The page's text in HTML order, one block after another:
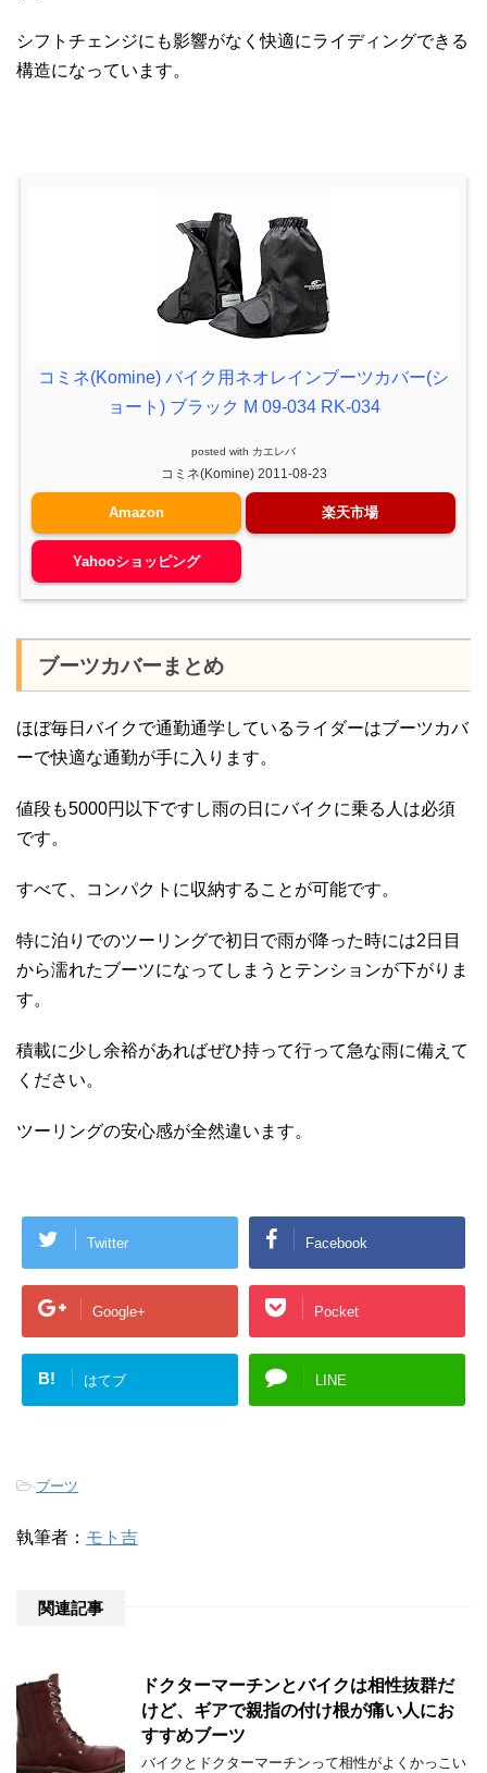
シフトチェンジにも影響がなく快適にライディングできる
構造になっています。
コミネ(Komine) バイク用ネオレインブーツカバー(シ
ョート) ブラック M 09-034 RK-034
posted with カエレバ
コミネ(Komine) 2011-08-23
Amazon 楽天市場
Yahooショッピング
ブーツカバーまとめ
ほぼ毎日バイクで通勤通学しているライダーはブーツカバ
ーで快適な通勤が手に入ります。
値段も5000円以下ですし雨の日にバイクに乗る人は必須
です。
すべて、コンパクトに収納することが可能です。
特に泊りでのツーリングで初日で雨が降った時には2日目
から濡れたブーツになってしまうとテンションが下がりま
す。
積載に少し余裕があればぜひ持って行って急な雨に備えて
ください。
ツーリングの安心感が全然違います。
Twitter Facebook
Google+ Pocket
B! はてブ LINE
-ブーツ
執筆者： モト吉
関連記事
ドクターマーチンとバイクは相性抜群だ
けど、ギアで親指の付け根が痛い人にお
すすめブーツ
バイクとドクターマーチンって相性がよくかっこい